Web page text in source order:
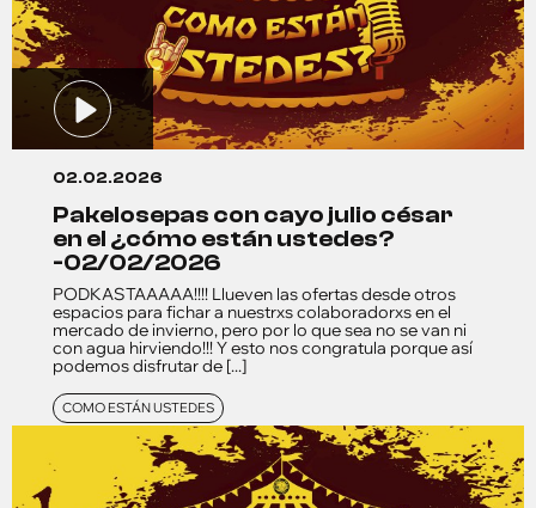
02.02.2026
pakelosepas con cayo julio césar
en el ¿cómo están ustedes?
-02/02/2026
PODKASTAAAAA!!!! Llueven las ofertas desde otros
espacios para fichar a nuestrxs colaboradorxs en el
mercado de invierno, pero por lo que sea no se van ni
con agua hirviendo!!! Y esto nos congratula porque así
podemos disfrutar de [...]
COMO ESTÁN USTEDES